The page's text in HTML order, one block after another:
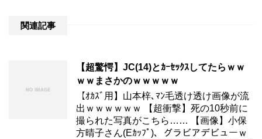
関連記事
【超驚愕】JC(14)とｶｰｾｯｸｽしてたらｗｗ
ｗｗまさかのｗｗｗｗｗ
【ｵｶｽﾞ用】山本梓､ﾏﾝ毛透け透け画像が流
出ｗｗｗｗｗｗ 【超衝撃】死の10秒前に
撮られた写真がこちら…… 【画像】小保
方晴子さん(Eｶｯﾌﾟ)、グラビアデビューｗ